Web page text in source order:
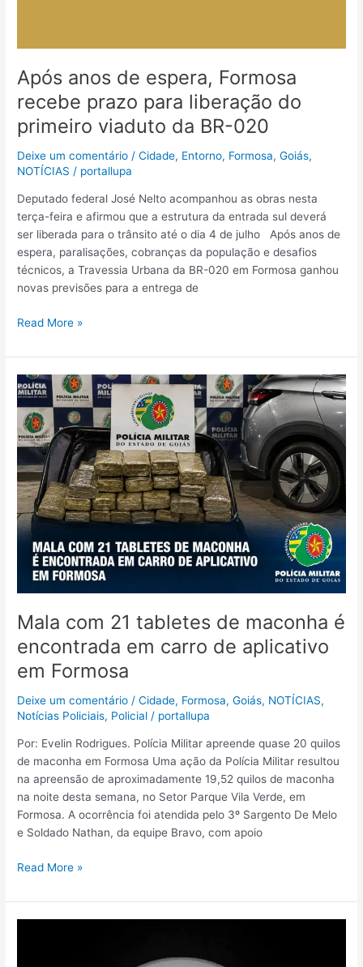
Após anos de espera, Formosa
recebe prazo para liberação do
primeiro viaduto da BR-020
Deixe um comentário /Cidade, Entorno, Formosa,Goiás,
NOTÍCIAS / portallupa
Deputado federal José Nelto acompanhou as obras nesta
terça-feira e afirmou que a estrutura da entrada sul deverá
ser liberada para o trânsito até o dia 4 de julho Após anos de
espera, paralisações, cobranças da população e desafios
técnicos, a Travessia Urbana da BR-020 em Formosa ganhou
novas previsões para a entrega de
Read More »
Mala com 21 tabletes de maconha é
encontrada em carro de aplicativo
em Formosa
Deixe um comentário /Cidade, Formosa,Goiás, NOTÍCIAS,
Notícias Policiais, Policial / portallupa
Por: Evelin Rodrigues. Polícia Militar apreende quase 20 quilos
de maconha em Formosa Uma ação da Polícia Militar resultou
na apreensão de aproximadamente 19,52 quilos de maconha
na noite desta semana, no Setor Parque Vila Verde, em
Formosa. A ocorrência foi atendida pelo 3º Sargento De Melo
e Soldado Nathan, da equipe Bravo, com apoio
Mala
com
21
tabletes
maconha
é
encontrada
em
carro
aplicativo
em
Formosa
Read More »